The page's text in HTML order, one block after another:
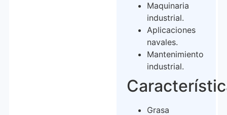
Maquinaria
industrial.
Aplicaciones
navales.
Mantenimiento
industrial.
Grasa